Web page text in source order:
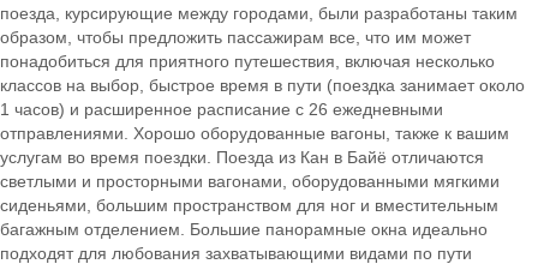
поезда, курсирующие между городами, были разработаны таким
образом, чтобы предложить пассажирам все, что им может
понадобиться для приятного путешествия, включая несколько
классов на выбор, быстрое время в пути (поездка занимает около
1 часов) и расширенное расписание с 26 ежедневными
отправлениями. Хорошо оборудованные вагоны, также к вашим
услугам во время поездки. Поезда из Кан в Байё отличаются
светлыми и просторными вагонами, оборудованными мягкими
сиденьями, большим пространством для ног и вместительным
багажным отделением. Большие панорамные окна идеально
подходят для любования захватывающими видами по пути